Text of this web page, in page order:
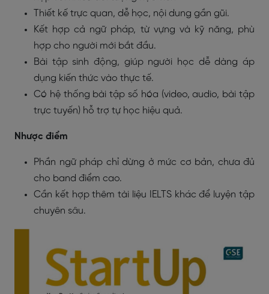
Thiết kế trực quan, dễ học, nội dung gần gũi.
Kết hợp cả ngữ pháp, từ vựng và kỹ năng, phù
hợp cho người mới bắt đầu.
Bài tập sinh động, giúp người học dễ dàng áp
dụng kiến thức vào thực tế.
Có hệ thống bài tập số hóa (video, audio, bài tập
trực tuyến) hỗ trợ tự học hiệu quả.
Nhược điểm
Phần ngữ pháp chỉ dừng ở mức cơ bản, chưa đủ
cho band điểm cao.
Cần kết hợp thêm tài liệu IELTS khác để luyện tập
chuyên sâu.